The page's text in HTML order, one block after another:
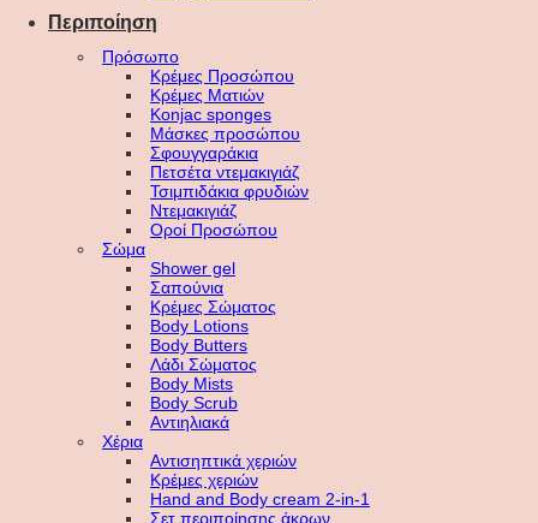
Περιποίηση
Πρόσωπο
Κρέμες Προσώπου
Κρέμες Ματιών
Konjac sponges
Μάσκες προσώπου
Σφουγγαράκια
Πετσέτα ντεμακιγιάζ
Τσιμπιδάκια φρυδιών
Ντεμακιγιάζ
Οροί Προσώπου
Σώμα
Shower gel
Σαπούνια
Κρέμες Σώματος
Body Lotions
Body Butters
Λάδι Σώματος
Body Mists
Body Scrub
Αντιηλιακά
Χέρια
Αντισηπτικά χεριών
Κρέμες χεριών
Hand and Body cream 2-in-1
Σετ περιποίησης άκρων